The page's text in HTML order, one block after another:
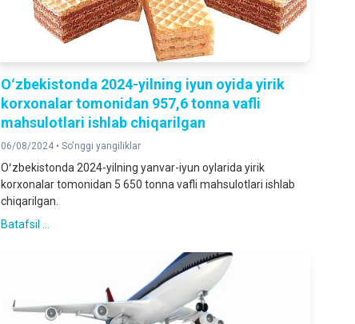
Oʻzbekistonda 2024-yilning iyun oyida yirik
korxonalar tomonidan 957,6 tonna vafli
mahsulotlari ishlab chiqarilgan
06/08/2024 •So'nggi yangiliklar
Oʻzbekistonda 2024-yilning yanvar-iyun oylarida yirik
korxonalar tomonidan 5 650 tonna vafli mahsulotlari ishlab
chiqarilgan.
Batafsil ...